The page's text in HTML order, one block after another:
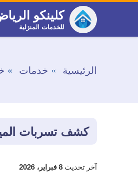
كلينكو
للخدمات المنزلية
الرئيسية خدمات
كشف تسربات
آخر تحديث 8 فبراير، 2026